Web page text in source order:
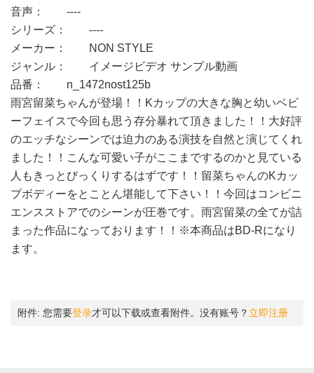
音声： ----
シリーズ： ----
メーカー： NON STYLE
ジャンル： イメージビデオ サンプル動画
品番： n_1472nost125b
雨宮留菜ちゃんが登場！！Kカップの大きな胸と幼いベビ
ーフェイスで今回も思う存分暴れて頂きました！！大好評
のエッチなシーンでは迫力のある演技を自然と演じてくれ
ました！！こんな可愛い子がここまでするのかと見ている
人もきっとびっくりするはずです！！留菜ちゃんのKカッ
プボディーをとことん堪能して下さい！！今回はコンビニ
エンスストアでのシーンが圧巻です。雨宮留菜の全てが詰
まった作品になっております！！※本商品はBD-Rになり
ます。
附件: 您需要登录才可以下载或查看附件。没有账号？ 立即注册